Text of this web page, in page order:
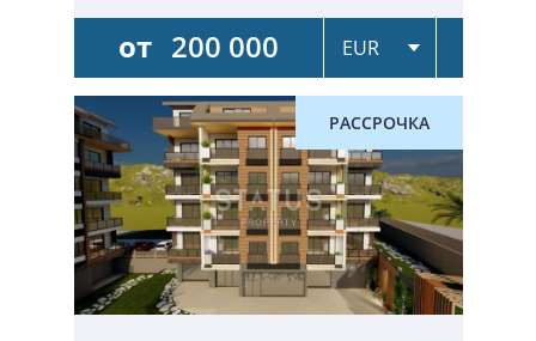
от 200 000
РАССРОЧКА